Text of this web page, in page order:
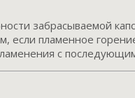
забрасываемой
пламенное
с